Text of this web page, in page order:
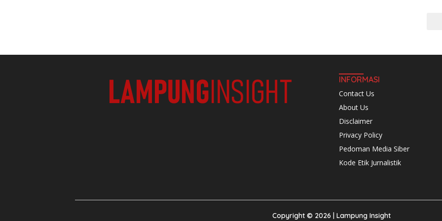
INFORMASI
Contact Us
About Us
Disclaimer
Privacy Policy
Pedoman Media Siber
Kode Etik Jurnalistik
Copyright © 2026 | Lampung Insight